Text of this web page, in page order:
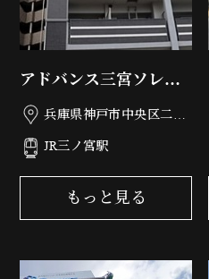
アドバンス三宮ソレイ
ユ 兵庫県神戸市中央区二宮
JR三ノ宮駅
もっと見る